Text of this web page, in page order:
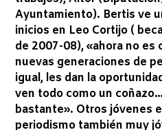
Ayuntamiento). Bertis ve
inicios en Leo Cortijo (
de 2007-08), «ahora no es
nuevas generaciones de
igual, les dan la
ven todo como un
bastante». Otros jóvenes
periodismo también muy